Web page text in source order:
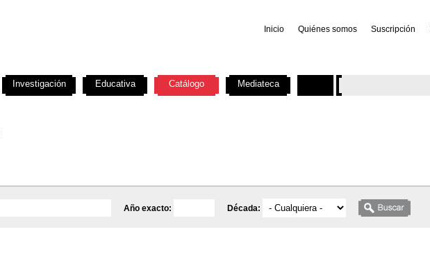
Inicio Quiénes somos Suscripción
Año exacto: Década:
Investigación Educativa Catálogo Mediateca